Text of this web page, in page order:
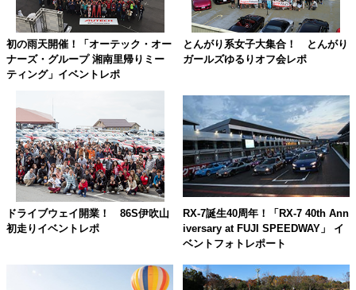
初の雨天開催！「オーテック・オー
ナーズ・グループ 湘南里帰りミー
ティング」イベントレポ
とんがり系女子大集合！ とんがり
ガールズゆるりオフ会レポ
ドライブウェイ開業！ 86S伊吹山
初走りイベントレポ
RX-7誕生40周年！「RX-7 40th Ann
iversary at FUJI SPEEDWAY」 イ
ベントフォトレポート